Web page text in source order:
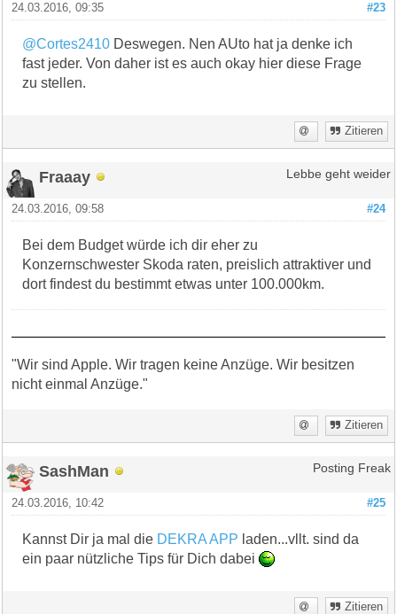
#23
24.03.2016, 09:35
@Cortes2410 Deswegen. Nen AUto hat ja denke ich
fast jeder. Von daher ist es auch okay hier diese Frage
zu stellen.
Zitieren
Fraaay Lebbe geht weider
#24
24.03.2016, 09:58
Bei dem Budget würde ich dir eher zu
Konzernschwester Skoda raten, preislich attraktiver und
dort findest du bestimmt etwas unter 100.000km.
"Wir sind Apple. Wir tragen keine Anzüge. Wir besitzen
nicht einmal Anzüge."
Zitieren
SashMan Posting Freak
#25
24.03.2016, 10:42
Kannst Dir ja mal die DEKRA APP laden...vllt. sind da
ein paar nützliche Tips für Dich dabei
Zitieren